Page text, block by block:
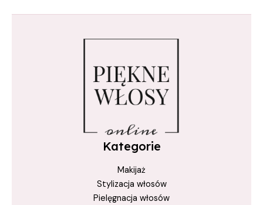
Kategorie
Makijaż
Stylizacja włosów
Pielęgnacja włosów